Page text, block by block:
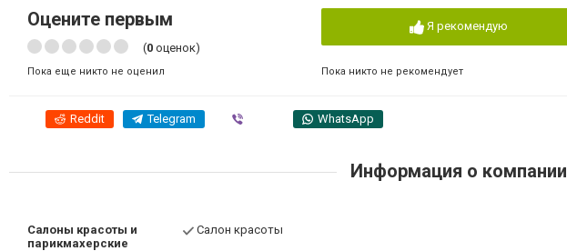
Оцените первым
(0 оценок)
Пока еще никто не оценил
Я рекомендую
Пока никто не рекомендует
Reddit Telegram WhatsApp
Информация о компании
Салоны красоты и
парикмахерские
Салон красоты